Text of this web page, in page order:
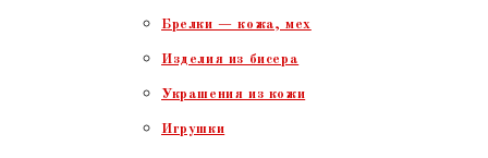
Брелки — кожа, мех
Изделия из бисера
Украшения из кожи
Игрушки